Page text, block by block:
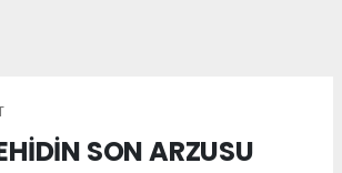
SON ARZUSU